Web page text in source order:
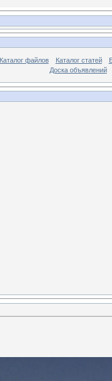
Каталог файлов Каталог статей
Доска объявлений